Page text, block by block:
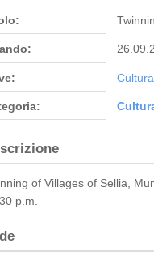
of Villages of Sellia,
p.m.